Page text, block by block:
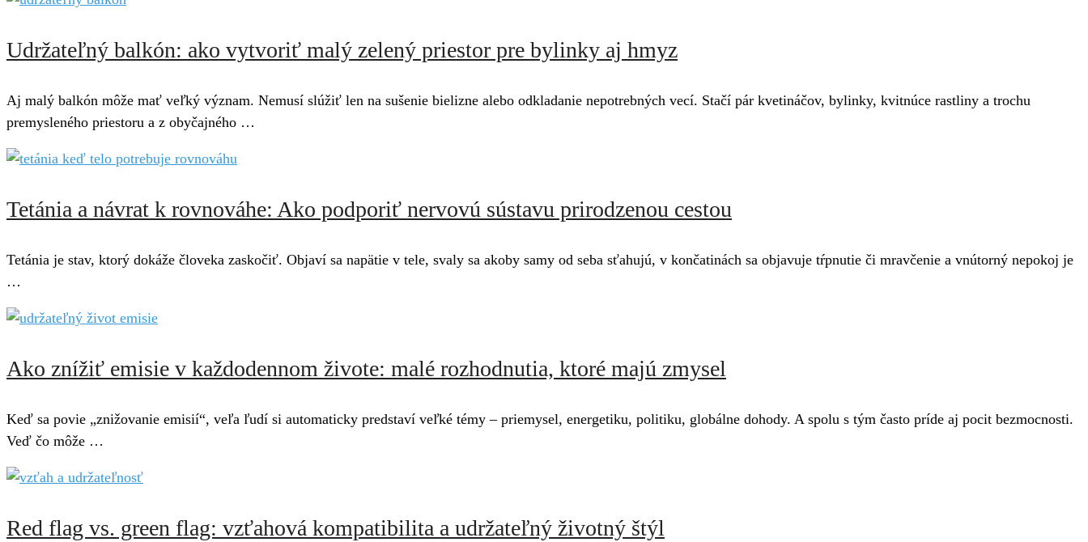
Udržateľný balkón: ako vytvoriť malý zelený priestor pre bylinky aj hmyz
Aj malý balkón môže mať veľký význam. Nemusí slúžiť len na sušenie bielizne alebo odkladanie nepotrebných vecí. Stačí pár kvetináčov, bylinky, kvitnúce rastliny a trochu
premysleného priestoru a z obyčajného …
Tetánia a návrat k rovnováhe: Ako podporiť nervovú sústavu prirodzenou cestou
Tetánia je stav, ktorý dokáže človeka zaskočiť. Objaví sa napätie v tele, svaly sa akoby samy od seba sťahujú, v končatinách sa objavuje tŕpnutie či mravčenie a vnútorný nepokoj je
…
Ako znížiť emisie v každodennom živote: malé rozhodnutia, ktoré majú zmysel
Keď sa povie „znižovanie emisií“, veľa ľudí si automaticky predstaví veľké témy – priemysel, energetiku, politiku, globálne dohody. A spolu s tým často príde aj pocit bezmocnosti.
Veď čo môže …
Red flag vs. green flag: vzťahová kompatibilita a udržateľný životný štýl